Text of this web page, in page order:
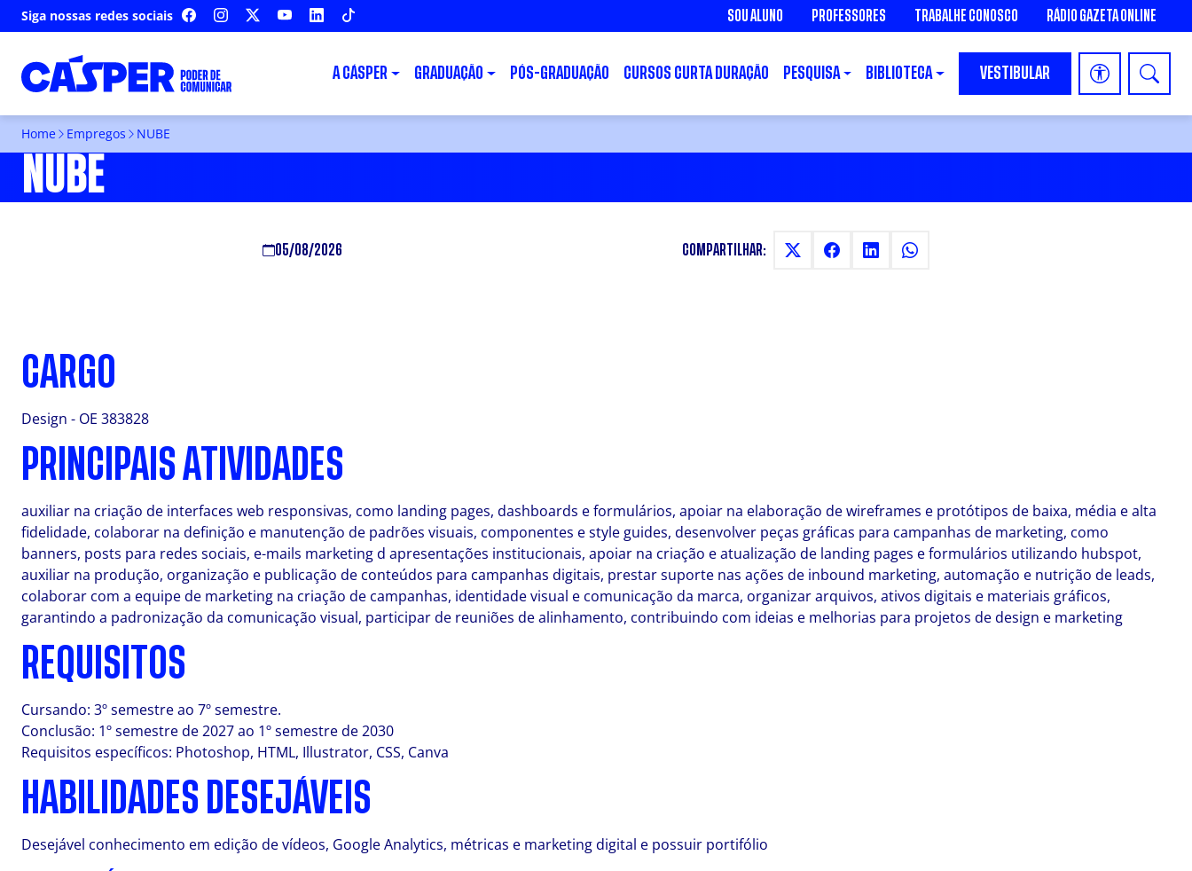
Siga nossas redes sociais FACEBOOKINSTAGRAM YOUTUBELINKEDIN SOU ALUNO PROFESSORES TRABALHE CONOSCO RÁDIO GAZETA ONLINE
A CÁSPER GRADUAÇÃO PÓS-GRADUAÇÃO CURSOS CURTA DURAÇÃO PESQUISA BIBLIOTECA VESTIBULAR
Home Empregos NUBE
NUBE
05/08/2026 COMPARTILHAR:
CARGO
Design - OE 383828
PRINCIPAIS ATIVIDADES
auxiliar na criação de interfaces web responsivas, como landing pages, dashboards e formulários, apoiar na elaboração de wireframes e protótipos de baixa, média e alta
fidelidade, colaborar na definição e manutenção de padrões visuais, componentes e style guides, desenvolver peças gráficas para campanhas de marketing, como
banners, posts para redes sociais, e-mails marketing d apresentações institucionais, apoiar na criação e atualização de landing pages e formulários utilizando hubspot,
auxiliar na produção, organização e publicação de conteúdos para campanhas digitais, prestar suporte nas ações de inbound marketing, automação e nutrição de leads,
colaborar com a equipe de marketing na criação de campanhas, identidade visual e comunicação da marca, organizar arquivos, ativos digitais e materiais gráficos,
garantindo a padronização da comunicação visual, participar de reuniões de alinhamento, contribuindo com ideias e melhorias para projetos de design e marketing
REQUISITOS
Cursando: 3º semestre ao 7º semestre.
Conclusão: 1º semestre de 2027 ao 1º semestre de 2030
Requisitos específicos: Photoshop, HTML, Illustrator, CSS, Canva
HABILIDADES DESEJÁVEIS
Desejável conhecimento em edição de vídeos, Google Analytics, métricas e marketing digital e possuir portifólio